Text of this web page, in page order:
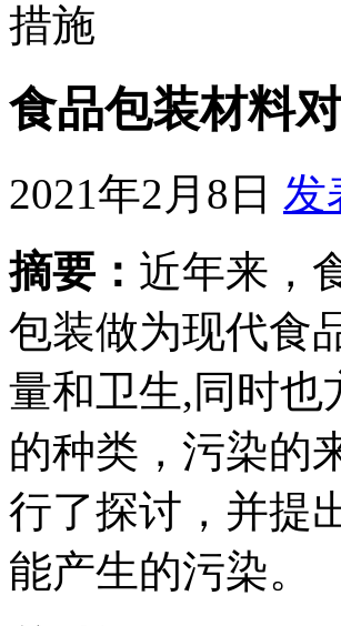
措施
食品包装材料
2021年2月8日 发
摘要： 近年来，
包装做为现代食
量和卫生,同时也
的种类，污染的
行了探讨，并提
能产生的污染。